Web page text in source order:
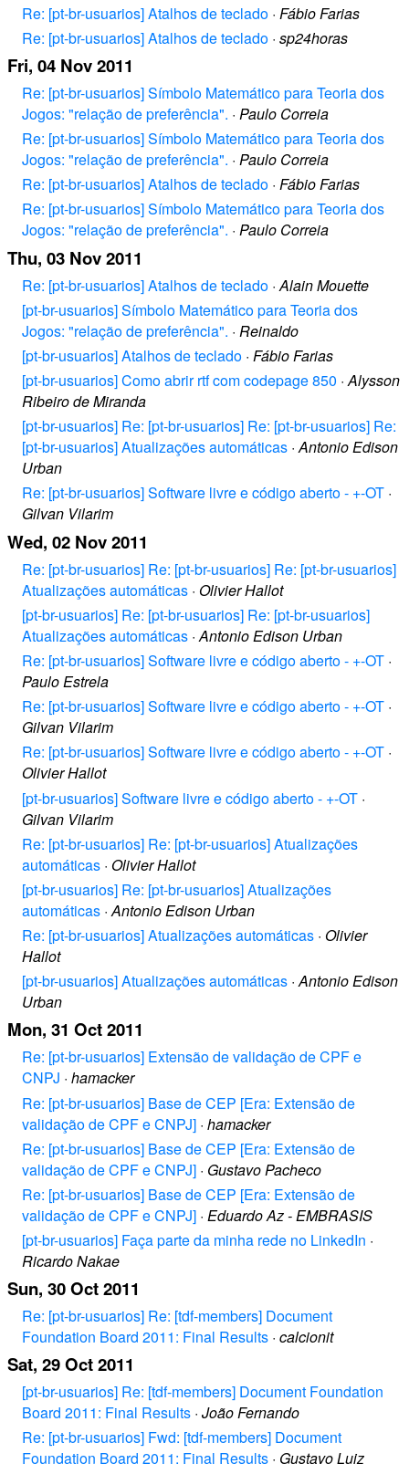
Re: [pt-br-usuarios] Atalhos de teclado · Fábio Farias
Re: [pt-br-usuarios] Atalhos de teclado · sp24horas
Fri, 04 Nov 2011
Re: [pt-br-usuarios] Símbolo Matemático para Teoria dos
Jogos: "relação de preferência". · Paulo Correia
Re: [pt-br-usuarios] Símbolo Matemático para Teoria dos
Jogos: "relação de preferência". · Paulo Correia
Re: [pt-br-usuarios] Atalhos de teclado · Fábio Farias
Re: [pt-br-usuarios] Símbolo Matemático para Teoria dos
Jogos: "relação de preferência". · Paulo Correia
Thu, 03 Nov 2011
Re: [pt-br-usuarios] Atalhos de teclado · Alain Mouette
[pt-br-usuarios] Símbolo Matemático para Teoria dos
Jogos: "relação de preferência". · Reinaldo
[pt-br-usuarios] Atalhos de teclado · Fábio Farias
[pt-br-usuarios] Como abrir rtf com codepage 850 ·Alysson
Ribeiro de Miranda
[pt-br-usuarios] Re: [pt-br-usuarios] Re: [pt-br-usuarios] Re:
[pt-br-usuarios] Atualizações automáticas ·Antonio Edison
Urban
Re: [pt-br-usuarios] Software livre e código aberto - +-OT ·
Gilvan Vilarim
Wed, 02 Nov 2011
Re: [pt-br-usuarios] Re: [pt-br-usuarios] Re: [pt-br-usuarios]
Atualizações automáticas · Olivier Hallot
[pt-br-usuarios] Re: [pt-br-usuarios] Re: [pt-br-usuarios]
Atualizações automáticas ·Antonio Edison Urban
Re: [pt-br-usuarios] Software livre e código aberto - +-OT ·
Paulo Estrela
Re: [pt-br-usuarios] Software livre e código aberto - +-OT ·
Gilvan Vilarim
Re: [pt-br-usuarios] Software livre e código aberto - +-OT ·
Olivier Hallot
[pt-br-usuarios] Software livre e código aberto - +-OT ·
Gilvan Vilarim
Re: [pt-br-usuarios] Re: [pt-br-usuarios] Atualizações
automáticas · Olivier Hallot
[pt-br-usuarios] Re: [pt-br-usuarios] Atualizações
automáticas ·Antonio Edison Urban
Re: [pt-br-usuarios] Atualizações automáticas · Olivier
Hallot
[pt-br-usuarios] Atualizações automáticas ·Antonio Edison
Urban
Mon, 31 Oct 2011
Re: [pt-br-usuarios] Extensão de validação de CPF e
CNPJ · hamacker
Re: [pt-br-usuarios] Base de CEP [Era: Extensão de
validação de CPF e CNPJ] · hamacker
Re: [pt-br-usuarios] Base de CEP [Era: Extensão de
validação de CPF e CNPJ] · Gustavo Pacheco
Re: [pt-br-usuarios] Base de CEP [Era: Extensão de
validação de CPF e CNPJ] · Eduardo Az - EMBRASIS
[pt-br-usuarios] Faça parte da minha rede no LinkedIn ·
Ricardo Nakae
Sun, 30 Oct 2011
Re: [pt-br-usuarios] Re: [tdf-members] Document
Foundation Board 2011: Final Results · calcionit
Sat, 29 Oct 2011
[pt-br-usuarios] Re: [tdf-members] Document Foundation
Board 2011: Final Results · João Fernando
Re: [pt-br-usuarios] Fwd: [tdf-members] Document
Foundation Board 2011: Final Results · Gustavo Luiz